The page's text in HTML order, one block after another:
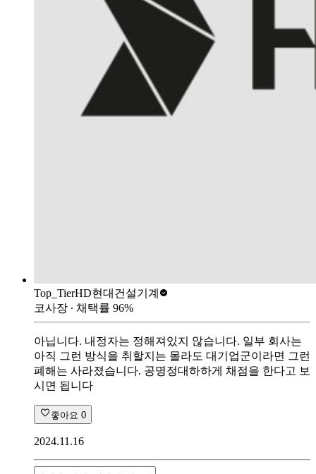
Top_TierHD현대건설기계
코사장 ∙ 채택률 96%
아닙니다. 내정자는 정해져있지 않습니다. 일부 회사는
아직 그런 방식을 취할지는 몰라도 대기업군이라면 그런
폐해는 사라졌습니다. 공명정대하하게 채점을 한다고 보
시면 됩니다
좋아요 0
2024.11.16